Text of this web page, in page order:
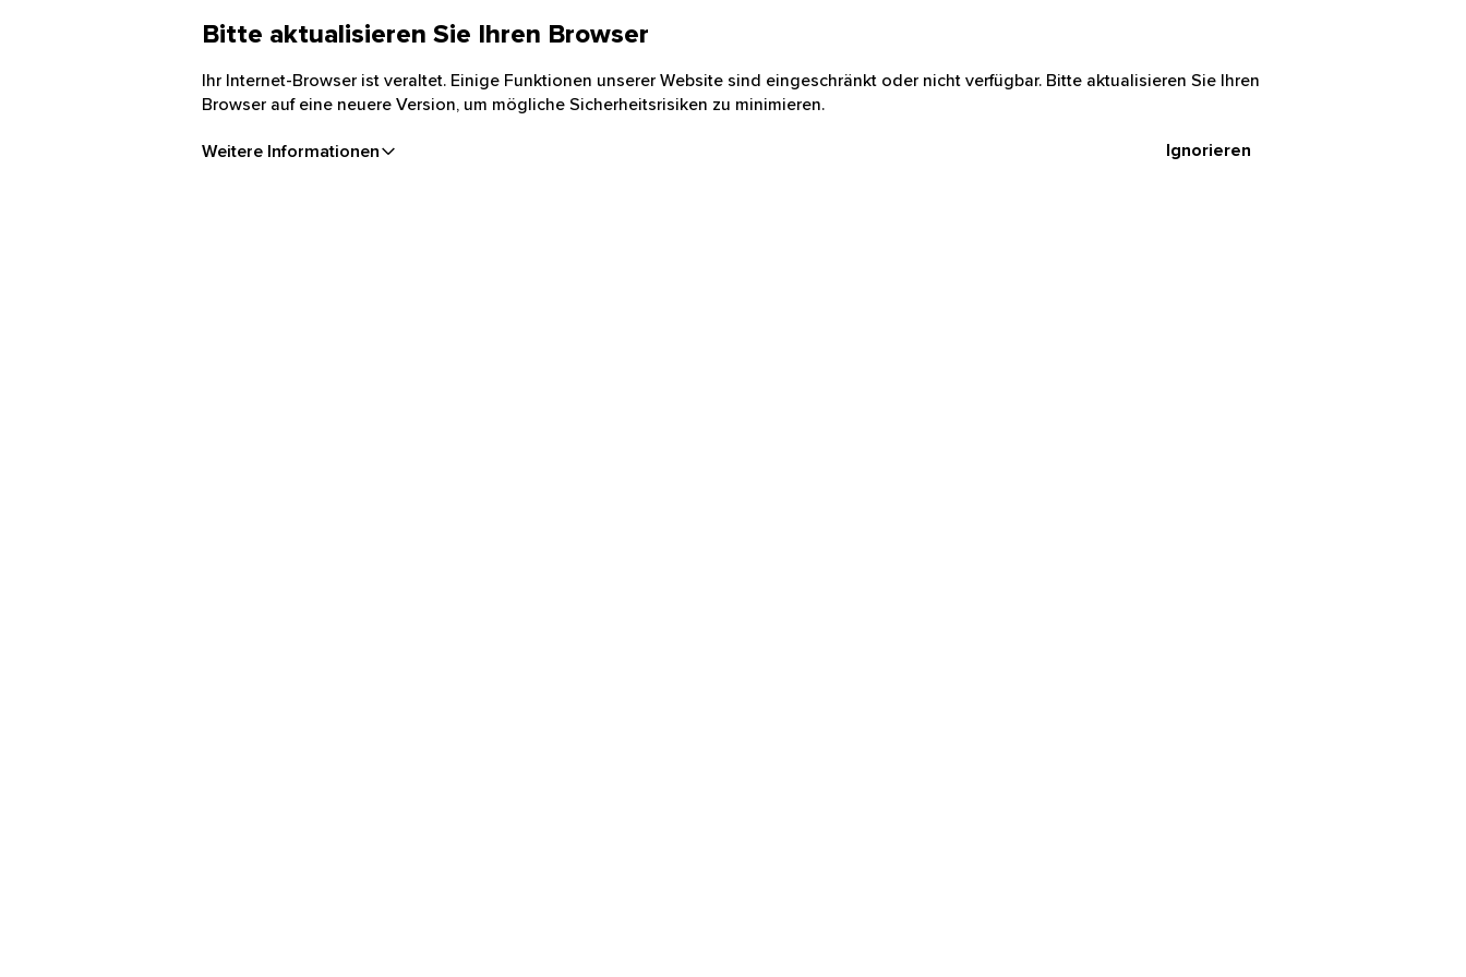
Bitte aktualisieren Sie Ihren Browser
Ihr Internet-Browser ist veraltet. Einige Funktionen unserer Website sind eingeschränkt oder nicht verfügbar. Bitte aktualisieren Sie Ihren
Browser auf eine neuere Version, um mögliche Sicherheitsrisiken zu minimieren.
Weitere Informationen Ignorieren